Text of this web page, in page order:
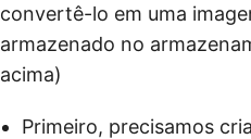
convertê-lo em uma
armazenado no
acima)
Primeiro, precisamos